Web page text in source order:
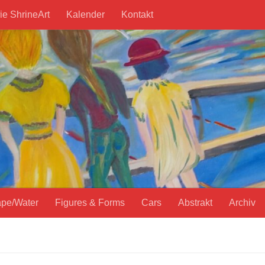
ShrineArt Kalender Kontakt
Water Figures & Forms Cars Abstrakt Archiv